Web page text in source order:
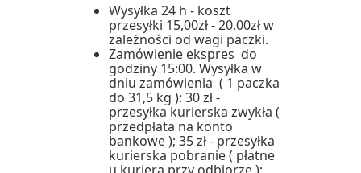
Wysyłka 24 h - koszt
przesyłki 15,00zł - 20,00zł w
zależności od wagi paczki.
Zamówienie ekspres do
godziny 15:00. Wysyłka w
dniu zamówienia ( 1 paczka
do 31,5 kg ): 30 zł -
przesyłka kurierska zwykła (
przedpłata na konto
bankowe ); 35 zł - przesyłka
kurierska pobranie ( płatne
u kuriera przy odbiorze );